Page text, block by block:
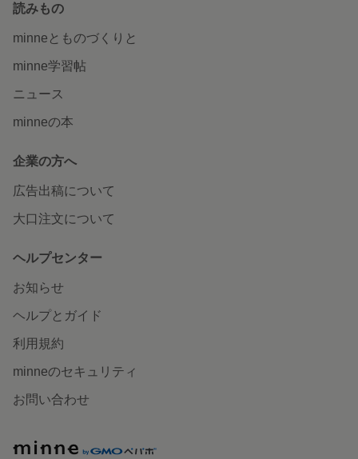
読みもの
minneとものづくりと
minne学習帖
ニュース
minneの本
企業の方へ
広告出稿について
大口注文について
ヘルプセンター
お知らせ
ヘルプとガイド
利用規約
minneのセキュリティ
お問い合わせ